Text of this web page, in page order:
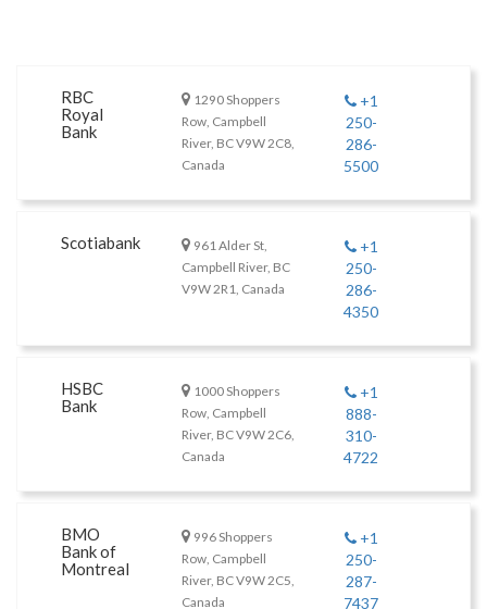
RBC
Royal
Bank
1290 Shoppers
Row, Campbell
River, BC V9W 2C8,
Canada
+1
250-
286-
5500
Scotiabank
961 Alder St,
Campbell River, BC
V9W 2R1, Canada
+1
250-
286-
4350
HSBC
Bank
1000 Shoppers
Row, Campbell
River, BC V9W 2C6,
Canada
+1
888-
310-
4722
BMO
Bank of
Montreal
996 Shoppers
Row, Campbell
River, BC V9W 2C5,
Canada
+1
250-
287-
7437